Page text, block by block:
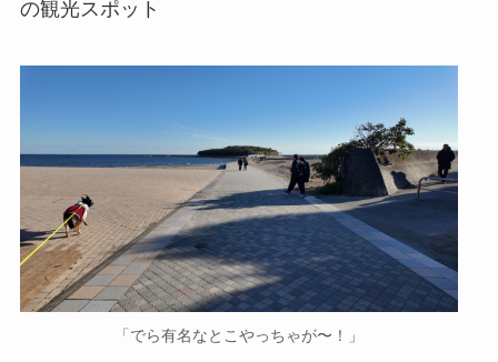
の観光スポット
「でら有名なとこやっちゃが〜！」